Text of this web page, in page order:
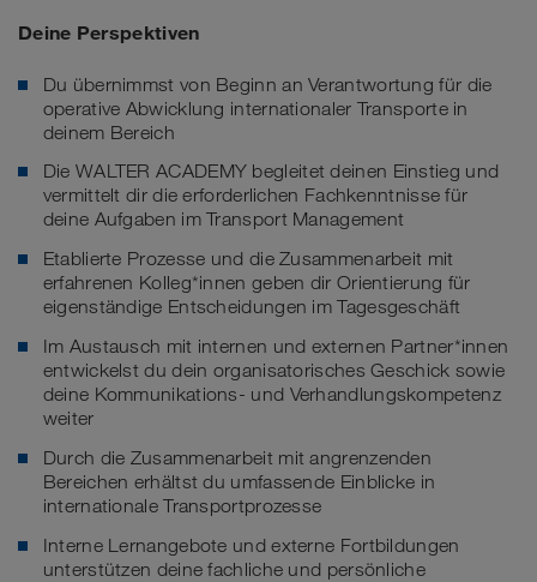
Deine Perspektiven
Du übernimmst von Beginn an Verantwortung für die
operative Abwicklung internationaler Transporte in
deinem Bereich
Die WALTER ACADEMY begleitet deinen Einstieg und
vermittelt dir die erforderlichen Fachkenntnisse für
deine Aufgaben im Transport Management
Etablierte Prozesse und die Zusammenarbeit mit
erfahrenen Kolleg*innen geben dir Orientierung für
eigenständige Entscheidungen im Tagesgeschäft
Im Austausch mit internen und externen Partner*innen
entwickelst du dein organisatorisches Geschick sowie
deine Kommunikations- und Verhandlungskompetenz
weiter
Durch die Zusammenarbeit mit angrenzenden
Bereichen erhältst du umfassende Einblicke in
internationale Transportprozesse
Interne Lernangebote und externe Fortbildungen
unterstützen deine fachliche und persönliche